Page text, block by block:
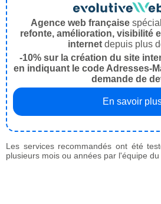
Agence web française
refonte, amélioration, visibilité
internet depuis plus
-10% sur la création du site
en indiquant le code Adresses-
demande de
En savoir
Les services recommandés ont été
plusieurs mois ou années par l'équipe du